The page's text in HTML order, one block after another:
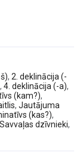
, 2. deklinācija (-
, 4. deklinācija (-a),
(kam?),
, Jautājuma
(kas?),
Savvaļas dzīvnieki,